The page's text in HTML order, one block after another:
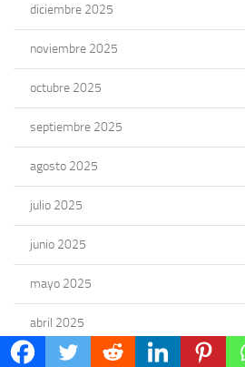
diciembre 2025
noviembre 2025
octubre 2025
septiembre 2025
agosto 2025
julio 2025
junio 2025
mayo 2025
abril 2025
marzo 2025